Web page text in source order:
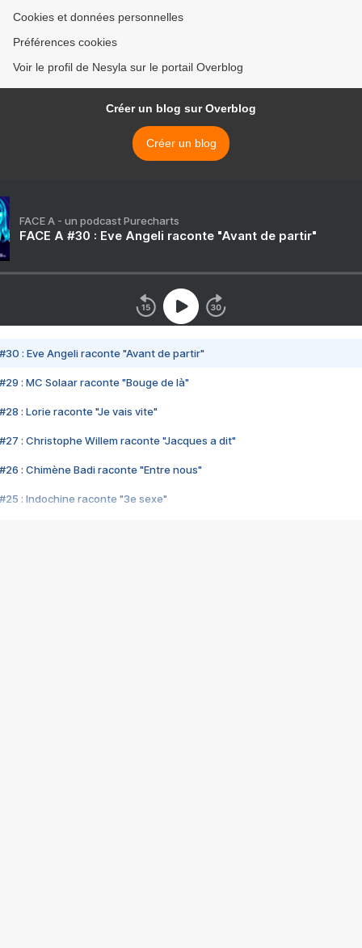
Cookies et données personnelles
Préférences cookies
Voir le profil de Nesyla sur le portail Overblog
Créer un blog sur Overblog
Créer un blog
FACE A - un podcast Purecharts
FACE A #30 : Eve Angeli raconte "Avant de partir"
#30 : Eve Angeli raconte "Avant de partir"
#29 : MC Solaar raconte "Bouge de là"
#28 : Lorie raconte "Je vais vite"
#27 : Christophe Willem raconte "Jacques a dit"
#26 : Chimène Badi raconte "Entre nous"
#25 : Indochine raconte "3e sexe"